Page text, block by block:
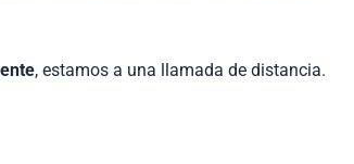
, estamos a una llamada de distancia.